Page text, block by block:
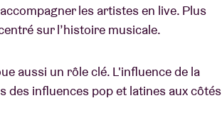
les artistes en live. Plus
sur l’histoire musicale.
aussi un rôle clé. L'influence de la
des influences pop et latines aux côtés